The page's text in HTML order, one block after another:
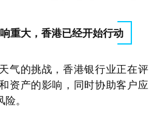
重大，香港已经开始行动
气的挑战，香港银行业正在评
资产的影响，同时协助客户应
。